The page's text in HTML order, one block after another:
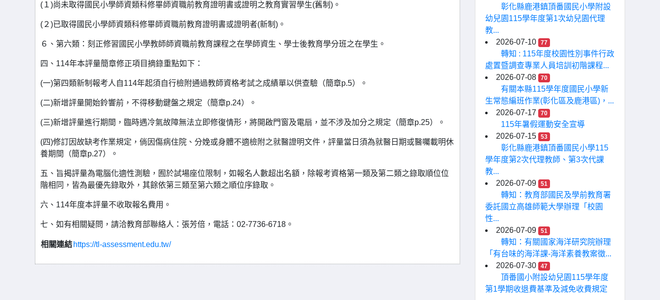
(１)尚未取得國民小學師資類科修畢師資職前教育證明書或證明之教育實習學生(舊制)。
(２)已取得國民小學師資類科修畢師資職前教育證明書或證明者(新制)。
６、第六類：刻正修習國民小學教師師資職前教育課程之在學師資生、學士後教育學分班之在學生。
四、114年本評量簡章修正項目摘錄重點如下：
(一)第四類新制報考人自114年起須自行檢附通過教師資格考試之成績單以供查驗（簡章p.5）。
(二)新增評量開始鈴響前，不得移動鍵盤之規定（簡章p.24）。
(三)新增評量進行期間，臨時遇冷氣故障無法立即修復情形，將開啟門窗及電扇，並不涉及加分之規定（簡章p.25）。
(四)修訂因故缺考作業規定，倘因傷病住院、分娩或身體不適檢附之就醫證明文件，評量當日須為就醫日期或醫囑載明休
養期間（簡章p.27）。
五、旨揭評量為電腦化適性測驗，囿於試場座位限制，如報名人數超出名額，除報考資格第一類及第二類之錄取順位位
階相同，皆為最優先錄取外，其餘依第三類至第六類之順位序錄取。
六、114年度本評量不收取報名費用。
七、如有相關疑問，請洽教育部聯絡人：張芳倍，電話：02-7736-6718。
相關連結 https://tl-assessment.edu.tw/
彰化縣鹿港鎮頂番國民小學附設
幼兒園115學年度第1次幼兒園代理
教...
2026-07-10
77
轉知 : 115年度校園性別事件行政
處置暨調查專業人員培訓初階課程...
2026-07-08
70
有關本縣115學年度國民小學新
生常態編班作業(彰化區及鹿港區)，...
2026-07-17
70
115年暑假運動安全宣導
2026-07-15
53
彰化縣鹿港鎮頂番國民小學115
學年度第2次代理教師、第3次代課
教...
2026-07-09
51
轉知：教育部國民及學前教育署
委託國立高雄師範大學辦理「校園
性...
2026-07-09
51
轉知：有關國家海洋研究院辦理
「有台味的海洋課-海洋素養教案徵...
2026-07-30
47
頂番國小附設幼兒園115學年度
第1學期收退費基準及減免收費規定